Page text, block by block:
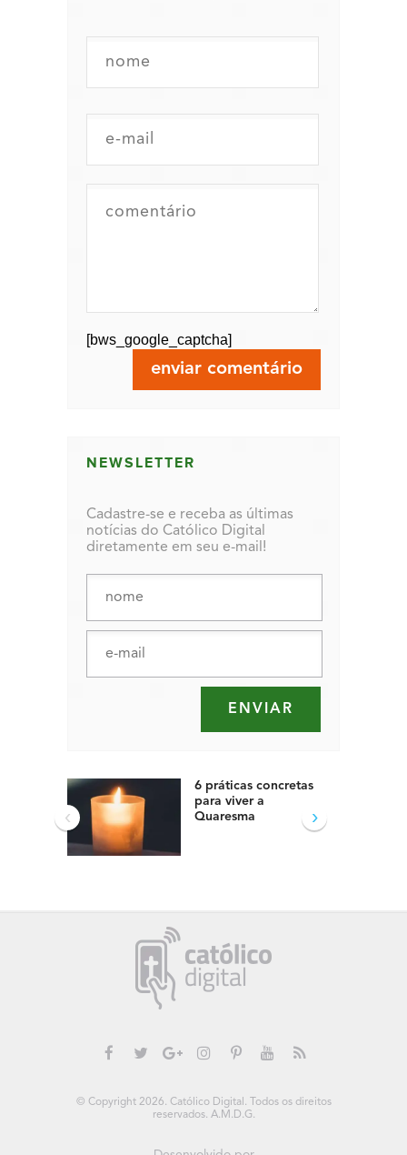
[bws_google_captcha]
NEWSLETTER
Cadastre-se e receba as últimas
notícias do Católico Digital
diretamente em seu e-mail!
6 práticas concretas
para viver a
Quaresma
‹ ›
© Copyright 2026. Católico Digital. Todos os direitos
reservados. A.M.D.G.